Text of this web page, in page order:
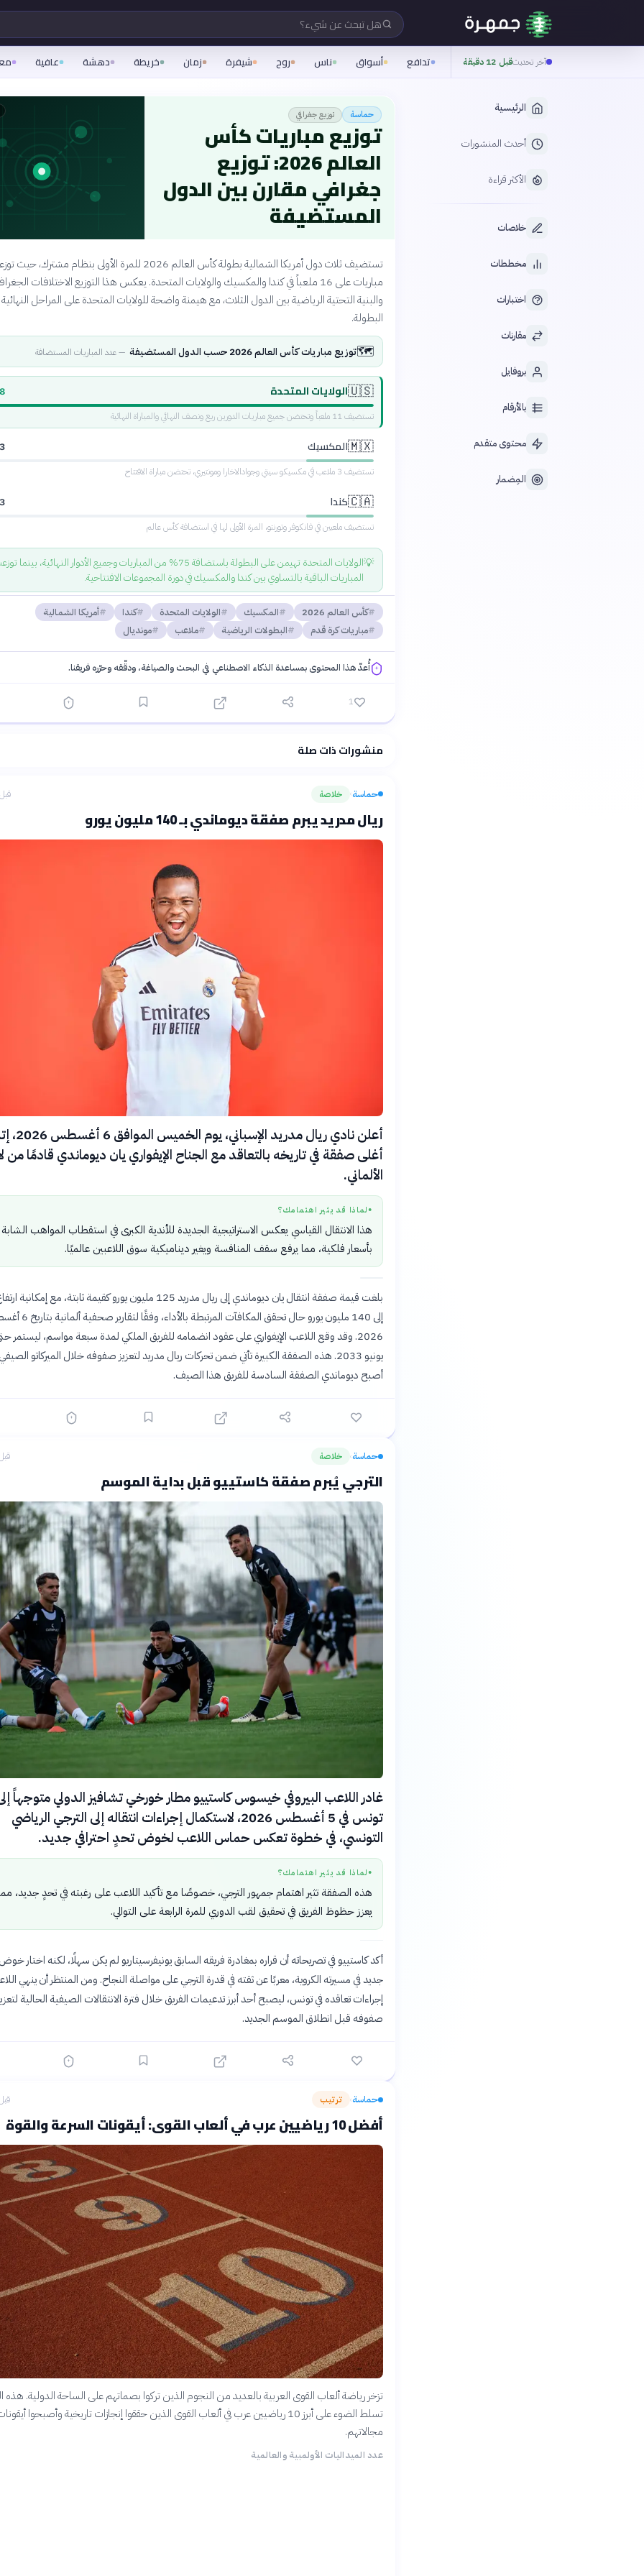
هل تبحث عن شيء؟
آخر تحديثقبل 12 دقيقة تدافع أسواق ناس روح شيفرة زمان خريطة دهشة عافية
الرئيسية
أحدث المنشورات
الأكثر قراءة
خلاصات
مخططات
اختبارات
مقارنات
بروفايل
بالأرقام
محتوى متقدم
المِضمار
حماسة توزيع جغرافي
توزيع مباريات كأس
العالم 2026: توزيع
جغرافي مقارن بين الدول
المستضيفة
مباريات على 16 ملعباً في كندا والمكسيك والولايات المتحدة. يعكس هذا التوزيع الاختلافات
والبنية التحتية الرياضية بين الدول الثلاث، مع هيمنة واضحة للولايات المتحدة على المراحل
البطولة.
🗺️توزيع مباريات كأس العالم 2026 حسب الدول المستضيفة —عدد المباريات المستضافة
🇺🇸الولايات المتحدة
تستضيف 11 ملعباً وتحتضن جميع مباريات الدورين ربع ونصف النهائي والمباراة النهائية
🇲🇽المكسيك
تستضيف 3 ملاعب في مكسيكو سيتي وجوادالاخارا ومونتيري، تحتضن مباراة الافتتاح
🇨🇦كندا
تستضيف ملعبين في فانكوفر وتورنتو، المرة الأولى لها في استضافة كأس عالم
💡
الولايات المتحدة تهيمن على البطولة باستضافة 75% من المباريات وجميع الأدوار النهائية، بينما
المباريات الباقية بالتساوي بين كندا والمكسيك في دورة المجموعات الافتتاحية.
كأس العالم 2026 المكسيك الولايات المتحدة كندا
أمريكا الشمالية
مباريات كرة قدم
البطولات الرياضية ملاعب مونديال
أُعدّ هذا المحتوى بمساعدة الذكاء الاصطناعي في البحث والصياغة، ودقّقه وحرّره فريقنا.
1
منشورات ذات صلة
حماسة› خلاصة قبل 3
ريال مدريد يبرم صفقة ديوماندي بـ 140 مليون يورو
أعلن نادي ريال مدريد
أغلى صفقة في تاريخه بالتعاقد مع الجناح الإيفواري يان ديوماندي قادمًا من
الألماني.
● لماذا قد يثير اهتمامك؟
هذا الانتقال القياسي يعكس الاستراتيجية الجديدة للأندية الكبرى في استقطاب المواهب الشابة
بأسعار فلكية، مما يرفع سقف المنافسة ويغير ديناميكية سوق اللاعبين عالميًا.
بلغت قيمة صفقة انتقال يان ديوماندي إلى ريال مدريد 125 مليون يورو كقيمة ثابتة، مع
إلى 140 مليون يورو حال تحقق المكافآت
يونيو 2033. هذه الصفقة الكبيرة تأتي ضمن تحركات ريال مدريد لتعزيز صفوفه خلال الميركاتو
أصبح ديوماندي الصفقة السادسة للفريق هذا الصيف.
حماسة› خلاصة قبل 16
الترجي يُبرم صفقة كاستييو قبل بداية الموسم
غادر اللاعب البيروفي خيسوس كاستييو مطار خورخي تشافيز الدولي متوجهاً
تونس في 5 أغسطس 2026، لاستكمال إجراءات انتقاله إلى الترجي الرياضي
التونسي، في خطوة تعكس حماس اللاعب لخوض تحدٍ احترافي جديد.
● لماذا قد يثير اهتمامك؟
هذه الصفقة تثير اهتمام جمهور الترجي، خصوصًا مع تأكيد اللاعب على رغبته في تحدٍ جديد،
يعزز حظوظ الفريق في تحقيق لقب الدوري للمرة الرابعة على التوالي.
أكد كاستييو في تصريحاته أن قراره بمغادرة فريقه السابق يونيفرسيتاريو لم يكن سهلًا، لكنه اختار
جديد في مسيرته الكروية، معربًا عن ثقته في قدرة الترجي على مواصلة النجاح. ومن المنتظر أن ينهي
إجراءات تعاقده في تونس، ليصبح أحد أبرز تدعيمات الفريق خلال فترة الانتقالات الصيفية الحالية
صفوفه قبل انطلاق الموسم الجديد.
حماسة› ترتيب قبل 17
أفضل 10 رياضيين عرب في ألعاب القوى: أيقونات السرعة والقوة
تزخر رياضة ألعاب القوى العربية بالعديد من النجوم الذين تركوا بصماتهم على الساحة الدولية. هذه
تسلط الضوء على أبرز 10 رياضيين عرب في ألعاب القوى الذين حققوا إنجازات تاريخية وأصبحوا
مجالاتهم.
عدد الميداليات الأولمبية والعالمية